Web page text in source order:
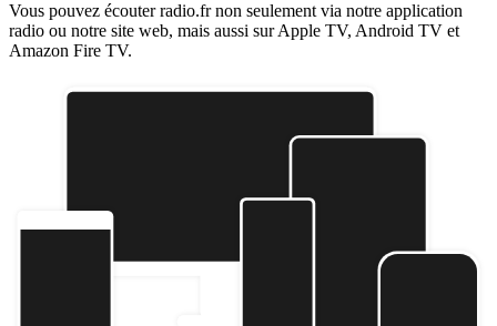
Vous pouvez écouter radio.fr non seulement via notre application
radio ou notre site web, mais aussi sur Apple TV, Android TV et
Amazon Fire TV.